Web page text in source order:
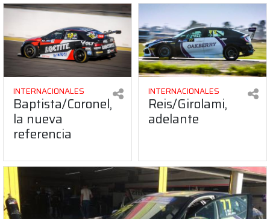
INTERNACIONALES
Baptista/Coronel,
la nueva
referencia
INTERNACIONALES
Reis/Girolami,
adelante